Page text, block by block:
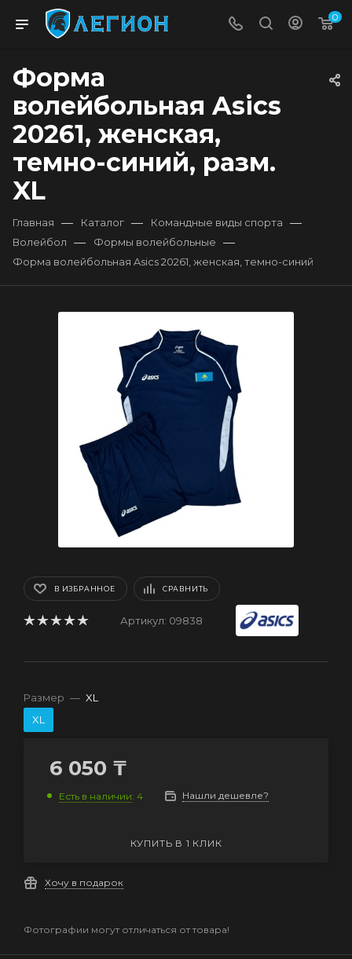
0
Форма
волейбольная Asics
20261, женская,
темно-синий, разм.
XL
Главная — Каталог — Командные виды спорта —
Волейбол — Формы волейбольные —
Форма волейбольная Asics 20261, женская, темно-синий
В ИЗБРАННОЕ СРАВНИТЬ
Артикул: 09838
Размер — XL
XL
6 050 ₸
Есть в наличии: 4 Нашли дешевле?
КУПИТЬ В 1 КЛИК
Хочу в подарок
Фотографии могут отличаться от товара!